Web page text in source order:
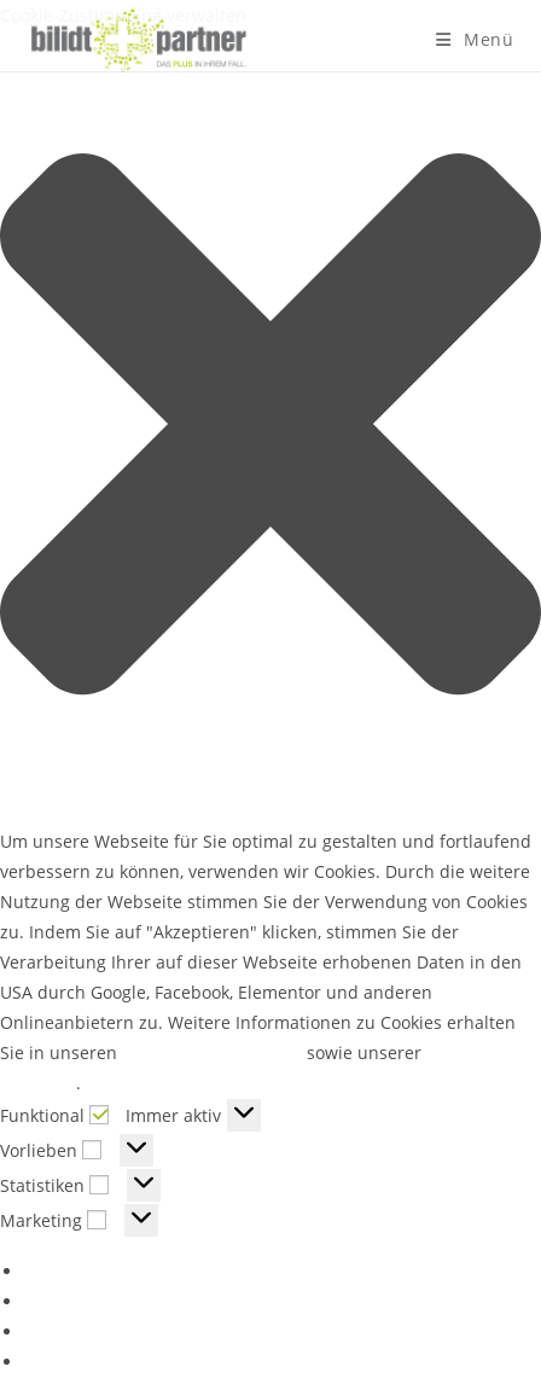
Cookie-Zustimmung verwalten
Um unsere Webseite für Sie optimal zu gestalten und fortlaufend
verbessern zu können, verwenden wir Cookies. Durch die weitere
Nutzung der Webseite stimmen Sie der Verwendung von Cookies
zu. Indem Sie auf "Akzeptieren" klicken, stimmen Sie der
Verarbeitung Ihrer auf dieser Webseite erhobenen Daten in den
USA durch Google, Facebook, Elementor und anderen
Onlineanbietern zu. Weitere Informationen zu Cookies erhalten
Sie in unseren
sowie unserer
.
Funktional
Funktional
Immer aktiv
Vorlieben
Vorlieben
Statistiken
Statistiken
Marketing
Marketing
Menü